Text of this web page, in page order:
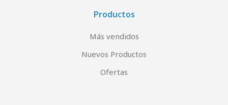
Productos
Más vendidos
Nuevos Productos
Ofertas